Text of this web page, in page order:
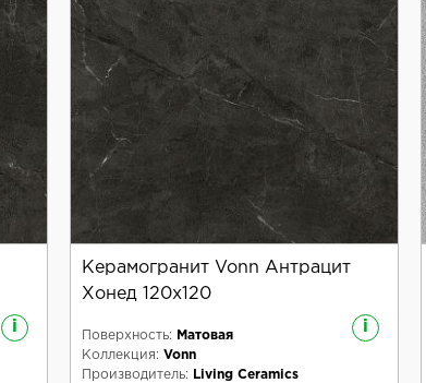
i
Керамогранит Vonn Антрацит
Хонед 120x120
i
Поверхность:
Матовая
Коллекция: Vonn
Производитель:
Living Ceramics